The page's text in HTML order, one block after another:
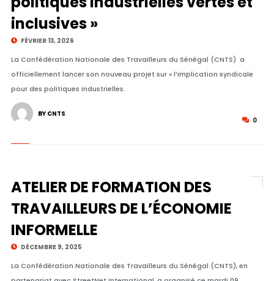
inclusives »
FÉVRIER 13, 2026
La Confédération Nationale des Travailleurs du Sénégal (CNTS) a
officiellement lancer son nouveau projet sur « l’implication syndicale
pour des politiques industrielles.
0
BY CNTS
ATELIER DE FORMATION DES
TRAVAILLEURS DE L’ÉCONOMIE
INFORMELLE
DÉCEMBRE 9, 2025
La Confédération Nationale des Travailleurs du Sénégal (CNTS), en